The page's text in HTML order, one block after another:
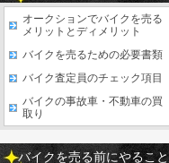
オークションでバイクを売る
メリットとディメリット
バイクを売るための必要書類
バイク査定員のチェック項目
バイクの事故車・不動車の買
取り
バイクを売る前にやること